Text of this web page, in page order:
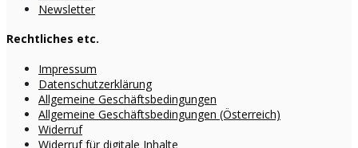
Newsletter
Rechtliches etc.
Impressum
Datenschutzerklärung
Allgemeine Geschäftsbedingungen
Allgemeine Geschäftsbedingungen (Österreich)
Widerruf
Widerruf für digitale Inhalte